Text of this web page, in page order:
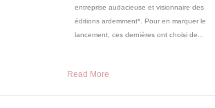
entreprise audacieuse et visionnaire des
éditions ardemment*. Pour en marquer le
lancement, ces dernières ont choisi de...
Read More